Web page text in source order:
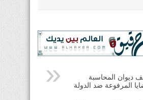
ديوان المحاسبة
المرفوعة ضد الدولة